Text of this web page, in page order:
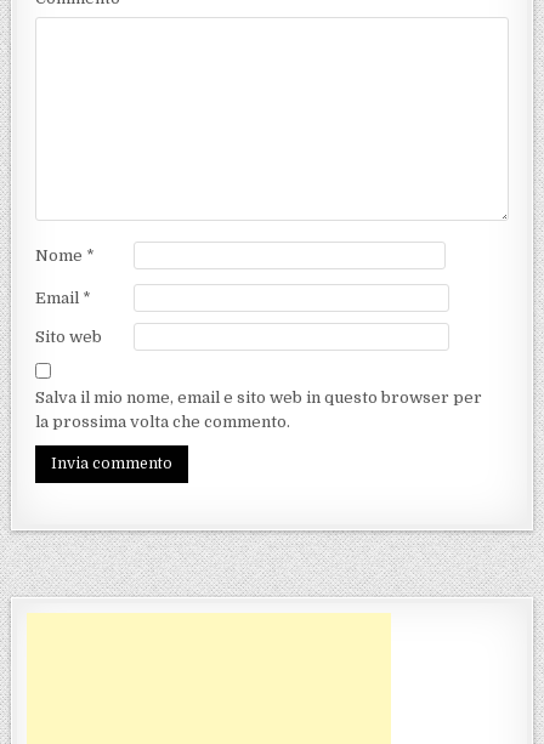
Nome *
Email *
Sito web
Salva il mio nome, email e sito web in questo browser per
la prossima volta che commento.